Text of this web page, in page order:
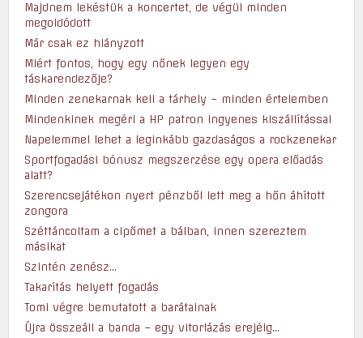
Majdnem lekéstük a koncertet, de végül minden
megoldódott
Már csak ez hiányzott
Miért fontos, hogy egy nőnek legyen egy
táskarendezője?
Minden zenekarnak kell a tárhely – minden értelemben
Mindenkinek megéri a HP patron ingyenes kiszállítással
Napelemmel lehet a leginkább gazdaságos a rockzenekar
Sportfogadási bónusz megszerzése egy opera előadás
alatt?
Szerencsejátékon nyert pénzből lett meg a hőn áhított
zongora
Széttáncoltam a cipőmet a bálban, innen szereztem
másikat
Szintén zenész…
Takarítás helyett fogadás
Tomi végre bemutatott a barátainak
Újra összeáll a banda – egy vitorlázás erejéig…